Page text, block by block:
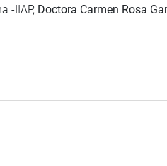
-IIAP, Doctora Carmen Rosa